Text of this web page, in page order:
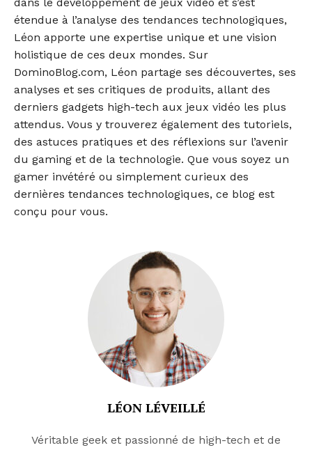
étendue à l’analyse des tendances technologiques,
Léon apporte une expertise unique et une vision
holistique de ces deux mondes. Sur
DominoBlog.com, Léon partage ses découvertes, ses
analyses et ses critiques de produits, allant des
derniers gadgets high-tech aux jeux vidéo les plus
attendus. Vous y trouverez également des tutoriels,
des astuces pratiques et des réflexions sur l’avenir
du gaming et de la technologie. Que vous soyez un
gamer invétéré ou simplement curieux des
dernières tendances technologiques, ce blog est
conçu pour vous.
LÉON LÉVEILLÉ
Véritable geek et passionné de high-tech et de